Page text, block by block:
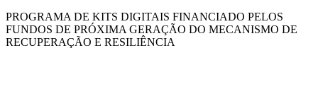
PROGRAMA DE KITS DIGITAIS FINANCIADO PELOS
FUNDOS DE PRÓXIMA GERAÇÃO DO MECANISMO DE
RECUPERAÇÃO E RESILIÊNCIA